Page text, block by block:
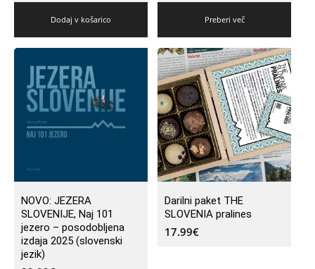
Dodaj v košarico Preberi več
NOVO: JEZERA
SLOVENIJE, Naj 101
jezero – posodobljena
izdaja 2025 (slovenski
jezik)
Darilni paket THE
SLOVENIA pralines
17.99€